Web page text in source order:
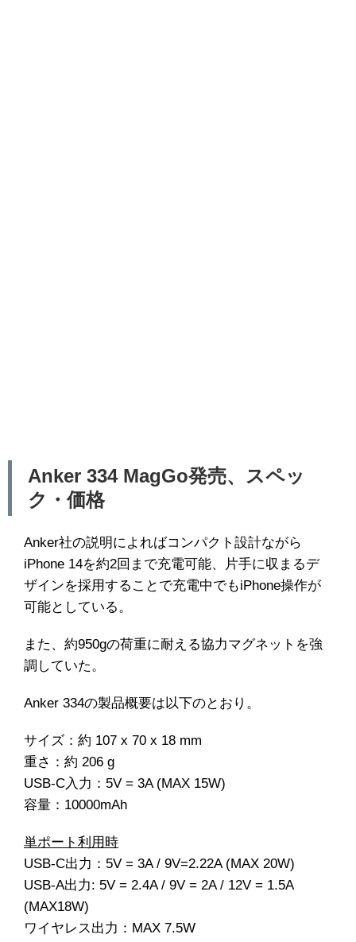
Anker 334 MagGo発売、スペッ
ク・価格
Anker社の説明によればコンパクト設計ながら
iPhone 14を約2回まで充電可能、片手に収まるデ
ザインを採用することで充電中でもiPhone操作が
可能としている。
また、約950gの荷重に耐える協力マグネットを強
調していた。
Anker 334の製品概要は以下のとおり。
サイズ：約 107 x 70 x 18 mm
重さ：約 206 g
USB-C入力：5V = 3A (MAX 15W)
容量：10000mAh
単ポート利用時
USB-C出力：5V = 3A / 9V=2.22A (MAX 20W)
USB-A出力: 5V = 2.4A / 9V = 2A / 12V = 1.5A
(MAX18W)
ワイヤレス出力：MAX 7.5W